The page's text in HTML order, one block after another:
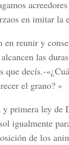
en imitar la
en reunir y
las
que decís.-
el grano? »
primera ley de
igualmente
de los